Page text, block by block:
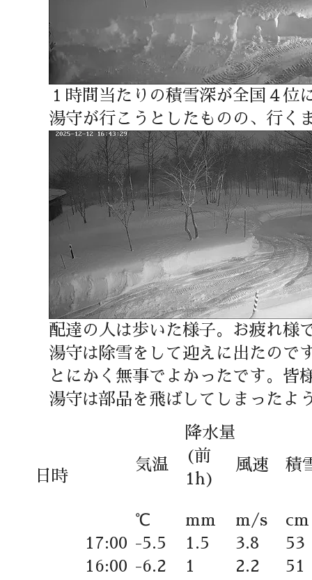
１時間当たりの積雪深が全国４位
湯守が行こうとしたものの、行く
配達の人は歩いた様子。お疲れ様
湯守は除雪をして迎えに出たので
とにかく無事でよかったです。皆
湯守は部品を飛ばしてしまった
日時
気温
降水量
風速
積
(前
1h)
℃ mm m/s cm
17:00 -5.5 1.5 3.8
53
16:00 -6.2 1 2.2
51